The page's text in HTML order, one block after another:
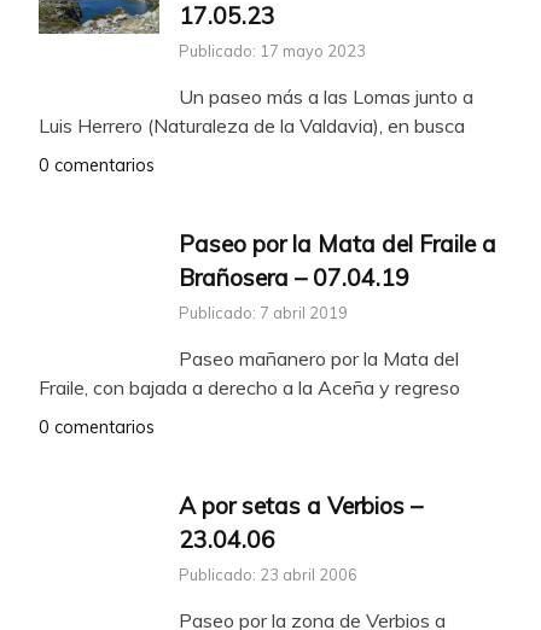
17.05.23
Publicado: 17 mayo 2023
Un paseo más a las Lomas junto a
Luis Herrero (Naturaleza de la Valdavia), en busca
0 comentarios
Paseo por la Mata del Fraile a
Brañosera – 07.04.19
Publicado: 7 abril 2019
Paseo mañanero por la Mata del
Fraile, con bajada a derecho a la Aceña y regreso
0 comentarios
A por setas a Verbios –
23.04.06
Publicado: 23 abril 2006
Paseo por la zona de Verbios a